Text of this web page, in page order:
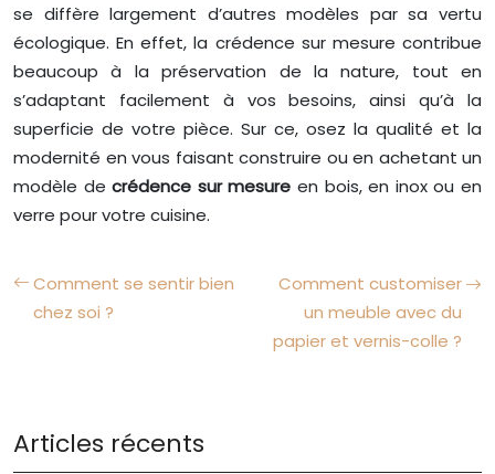
se diffère largement d’autres modèles par sa vertu
écologique. En effet, la crédence sur mesure contribue
beaucoup à la préservation de la nature, tout en
s’adaptant facilement à vos besoins, ainsi qu’à la
superficie de votre pièce. Sur ce, osez la qualité et la
modernité en vous faisant construire ou en achetant un
modèle decrédence sur mesure en bois, en inox ou en
verre pour votre cuisine.
Comment se sentir bien
chez soi ?
Comment customiser
un meuble avec du
papier et vernis-colle ?
Articles récents